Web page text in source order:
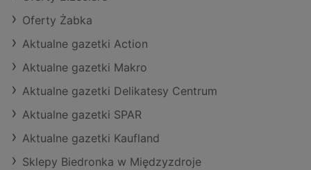
Oferty Żabka
Aktualne gazetki Action
Aktualne gazetki Makro
Aktualne gazetki Delikatesy Centrum
Aktualne gazetki SPAR
Aktualne gazetki Kaufland
Sklepy Biedronka w Międzyzdroje